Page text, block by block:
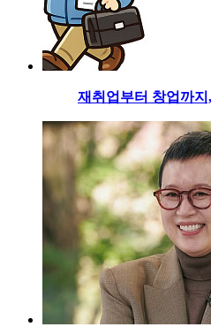
재취업부터 창업까